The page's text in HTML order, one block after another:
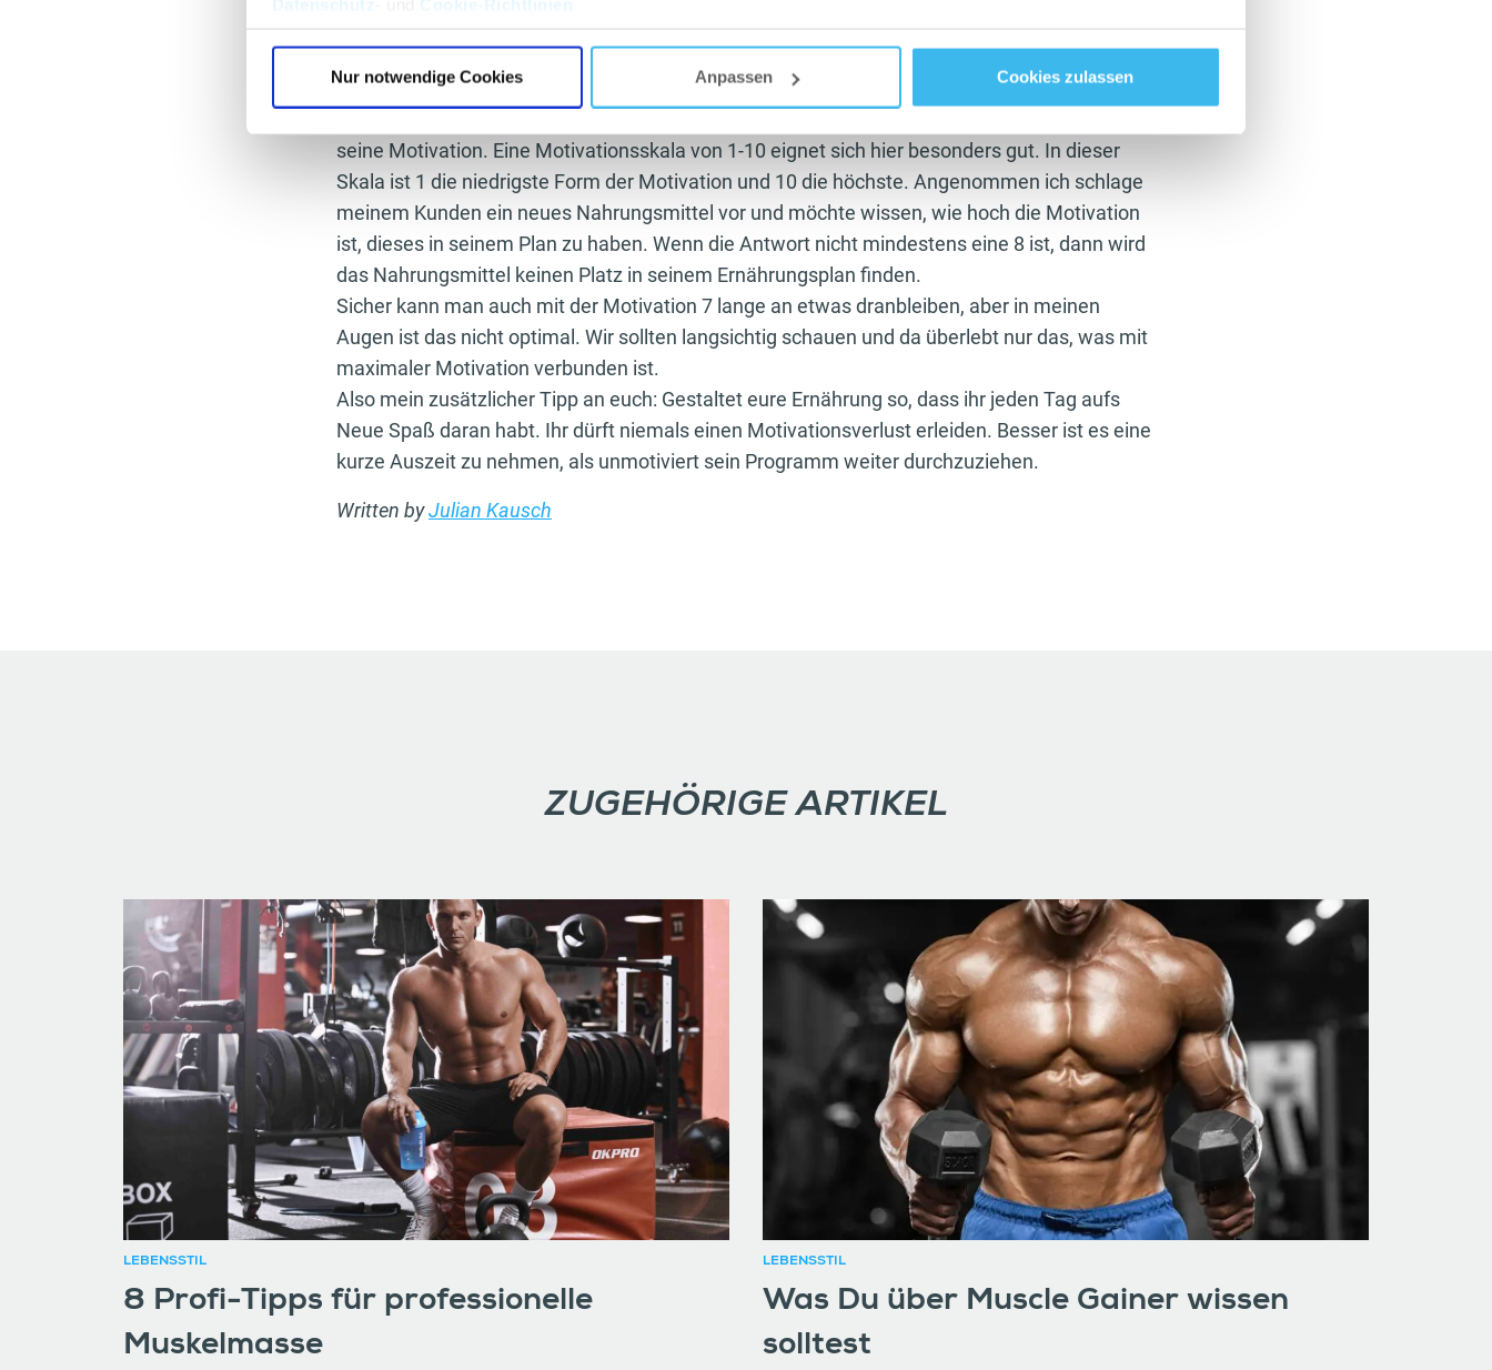
Datenschutz Cookie-Richtlinien
Nur notwendige Cookies Anpassen Cookies zulassen
Lebensmittelauswahl. Ohne Zweifel ist das Essen eines unserer primären Bestandteile des
Lebens und warum sollte es dann nicht immer wieder ein Lächeln auf unser Gesicht
zaubern?
seine Motivation. Eine Motivationsskala von 1-10 eignet sich hier besonders gut. In dieser
Skala ist 1 die niedrigste Form der Motivation und 10 die höchste. Angenommen ich schlage
meinem Kunden ein neues Nahrungsmittel vor und möchte wissen, wie hoch die Motivation
ist, dieses in seinem Plan zu haben. Wenn die Antwort nicht mindestens eine 8 ist, dann wird
das Nahrungsmittel keinen Platz in seinem Ernährungsplan finden.
Sicher kann man auch mit der Motivation 7 lange an etwas dranbleiben, aber in meinen
Augen ist das nicht optimal. Wir sollten langsichtig schauen und da überlebt nur das, was mit
maximaler Motivation verbunden ist.
Also mein zusätzlicher Tipp an euch: Gestaltet eure Ernährung so, dass ihr jeden Tag aufs
Neue Spaß daran habt. Ihr dürft niemals einen Motivationsverlust erleiden. Besser ist es eine
kurze Auszeit zu nehmen, als unmotiviert sein Programm weiter durchzuziehen.
Written byJulian Kausch
ZUGEHÖRIGE ARTIKEL
LEBENSSTIL
8 Profi-Tipps für professionelle
Muskelmasse
LEBENSSTIL
Was Du über Muscle Gainer wissen
solltest